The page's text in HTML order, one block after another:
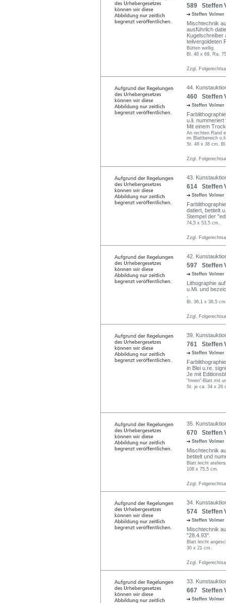
589 Steffen
Steffen Volmer
Mischtechnik
ausführlich
Kugelschreiber
teilvergoldeten
Bütten wellig.
Bl. 48 x 69, Ra.
Zzgl.
44.
460 Steffen
Steffen Volmer
u.li. nummeriert
Mit einem
An rechten Rand
im Blattbereich
St. 48 x 38 cm,
Zzgl.
43.
614 Steffen
Steffen Volmer
datiert, betitelt
Stempel der
74,5 x 53,5 cm.
Zzgl.
42.
597 Steffen
Steffen Volmer
Lithographie
u.Mi. und
Bl. 36,1 x 36,5
Zzgl.
39.
761 Steffen
Steffen Volmer
in Blei u.re.
Je mit
"Innen"-Blatt mit
St. je ca. 34 x 26
35.
670 Steffen
Steffen Volmer
Mischtechnik
betitelt und
Blatt leicht
108 x 75,5 cm.
Zzgl.
34.
574 Steffen
Steffen Volmer
Mischtechnik
"28.4.93".
Blatt leicht
30 x 21 cm.
Zzgl.
33.
667 Steffen
Steffen Volmer